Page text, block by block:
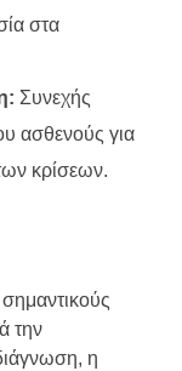
στα
Συνεχής
ασθενούς για
κρίσεων.
την
η